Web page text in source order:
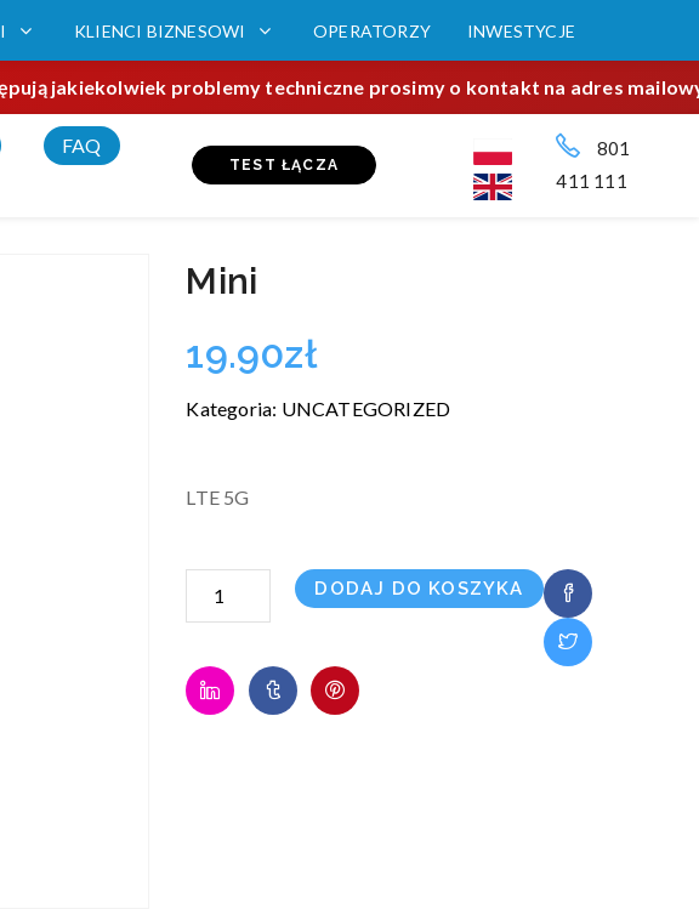
KLIENCI BIZNESOWI OPERATORZY INWESTYCJE
jakiekolwiek problemy techniczne prosimy o kontakt na adres
FAQ
TEST ŁĄCZA
801
411 111
Mini
19.90zł
Kategoria: UNCATEGORIZED
LTE 5G
ilość
Mini
DODAJ DO KOSZYKA